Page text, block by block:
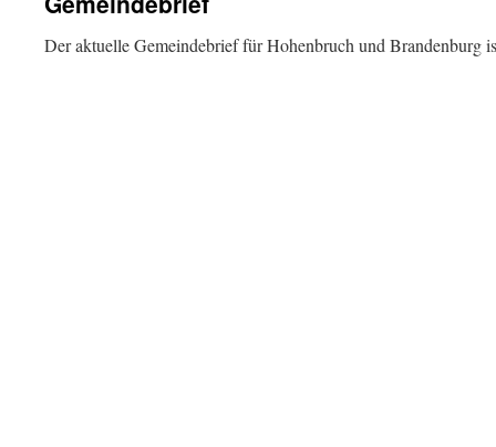
Der aktuelle Gemeindebrief für Hohenbruch und Brandenburg